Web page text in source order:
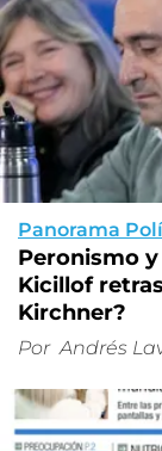
Panorama
Peronismo
Kicillof
Kirchner?
Por Andrés